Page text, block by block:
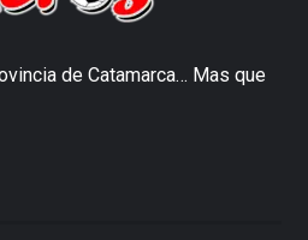
de Catamarca… Mas que